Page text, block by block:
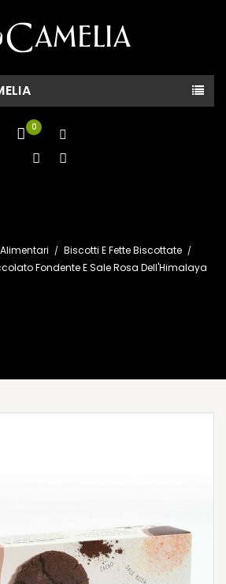
0
Biscotti E Fette Biscottate
Fondente E Sale Rosa Dell'Himalaya